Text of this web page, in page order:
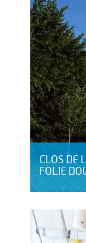
CLOS DE
FOLIE